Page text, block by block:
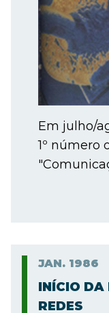
Em julho/
1º número
JAN. 1986
INÍCIO
REDES